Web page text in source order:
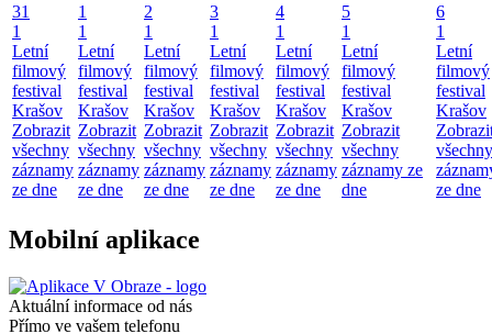
31
1
Letní
filmový
festival
Krašov
Zobrazit
všechny
záznamy
ze dne
1
1
Letní
filmový
festival
Krašov
Zobrazit
všechny
záznamy
ze dne
2
1
Letní
filmový
festival
Krašov
Zobrazit
všechny
záznamy
ze dne
3
1
Letní
filmový
festival
Krašov
Zobrazit
všechny
záznamy
ze dne
4
1
Letní
filmový
festival
Krašov
Zobrazit
všechny
záznamy
ze dne
5
1
Letní
filmový
festival
Krašov
Zobrazit
všechny
záznamy ze
dne
6
1
Letní
filmový
festival
Krašov
všechny
ze dne
Mobilní aplikace
Aktuální informace od nás
Přímo ve vašem telefonu